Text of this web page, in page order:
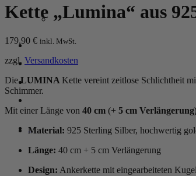
Anmelden / Registrieren
Warenkorb /0,00€ 0
0
Kette „Lumina“ aus
179,90 € inkl. MwSt.
zzgl. Versandkosten
DieLUMINA Kette vereint zeitlose Schlichtheit
Schimmer.
Mit einer Länge von 40 cm (+ 5 cm
Material: 925 Sterling Silber, hochwertig
Länge: 40 cm + 5 cm Verlängerung
Design: Ankerkette mit eingearbeiteten